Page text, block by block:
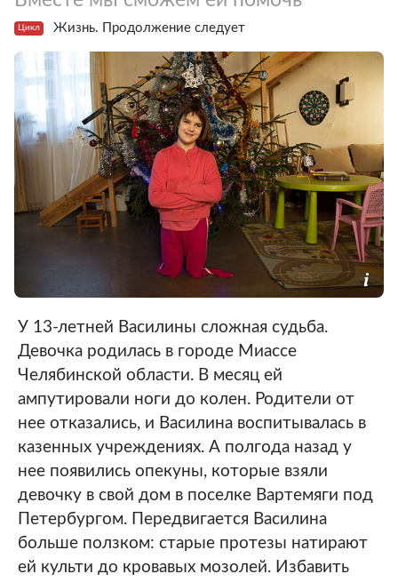
Цикл Жизнь. Продолжение следует
У 13-летней Василины сложная судьба.
Девочка родилась в городе Миассе
Челябинской области. В месяц ей
ампутировали ноги до колен. Родители от
нее отказались, и Василина воспитывалась в
казенных учреждениях. А полгода назад у
нее появились опекуны, которые взяли
девочку в свой дом в поселке Вартемяги под
Петербургом. Передвигается Василина
больше ползком: старые протезы натирают
ей культи до кровавых мозолей. Избавить